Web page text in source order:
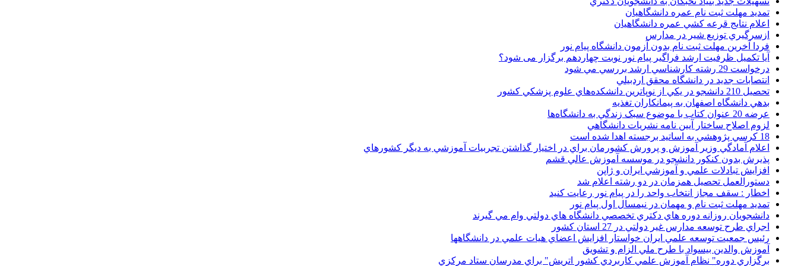
تمديد مهلت ثبت نام عمره دانشگاهيان
اعلام نتايج قرعه کشي عمره دانشگاهيان
ازسرگيري توزيع شير در مدارس
فردا آخرین مهلت ثبت نام بدون آزمون دانشگاه پیام نور
آیا تکمیل ظرفیت ارشد فراگیر پیام نور نوبت چهاردهم برگزار می شود؟
درخواست 29 رشته کارشناسي ارشد بررسي مي شود
انتصابات جديد در دانشگاه محقق اردبيلي
تحصيل 210 دانشجو در يکي از نوپاترين دانشکده‌هاي علوم پزشکي کشور
بدهي دانشگاه اصفهان به پيمانکاران تغذيه
عرضه 20 عنوان کتاب با موضوع سبک زندگي به دانشگاه‌ها
لزوم اصلاح ساختار آيين نامه نشريات دانشگاهي
18 کرسي پژوهشي به اساتيد برجسته اهدا شده است
اعلام آمادگي وزير آموزش و پرورش کشورمان براي در اختيار گذاشتن تجربيات آموزشي به ديگر کشورهاي
پذيرش بدون کنکور دانشجو در موسسه آموزش عالي قشم
افزايش تبادلات علمي و آموزشي ايران و ژاپن
دستورالعمل تحصیل همزمان در دو رشته اعلام شد
اخطار : سقف مجاز انتخاب واحد را در پیام نور رعایت کنید
تمدید مهلت ثبت نام و مهمان در نیمسال اول پیام نور
دانشجويان روزانه دوره هاي دكتري تخصصي دانشگاه هاي دولتي وام مي گيرند
اجراي طرح توسعه مدارس غير دولتي در 27 استان کشور
رئيس جمعيت توسعه علمي ايران خواستار افزايش اعضاي هيات علمي در دانشگاهها
آموزش والدين بيسواد با طرح ملي الزام و تشويق
برگزاري دوره" نظام آموزش علمي كاربردي كشور اتريش" براي مدرسان ستاد مرکزي